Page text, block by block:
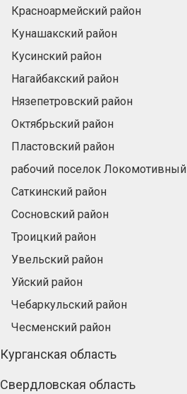
Красноармейский район
Кунашакский район
Кусинский район
Нагайбакский район
Нязепетровский район
Октябрьский район
Пластовский район
рабочий поселок Локомотивный
Саткинский район
Сосновский район
Троицкий район
Увельский район
Уйский район
Чебаркульский район
Чесменский район
Курганская область
Свердловская область